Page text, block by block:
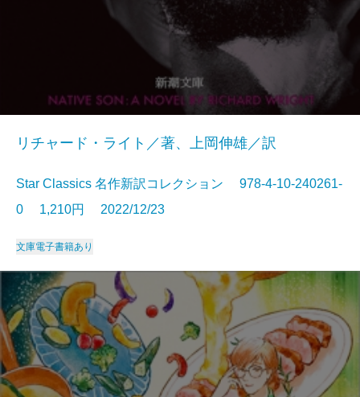
リチャード・ライト／著、上岡伸雄／訳
Star Classics 名作新訳コレクション 978-4-10-240261-
0 1,210円 2022/12/23
文庫電子書籍あり